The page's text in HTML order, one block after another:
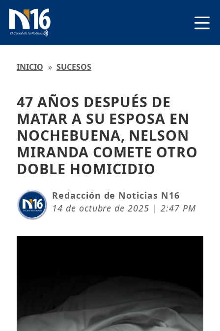
INICIO » SUCESOS
47 AÑOS DESPUÉS DE
MATAR A SU ESPOSA EN
NOCHEBUENA, NELSON
MIRANDA COMETE OTRO
DOBLE HOMICIDIO
Redacción de Noticias N16
14 de octubre de 2025 | 2:47 PM